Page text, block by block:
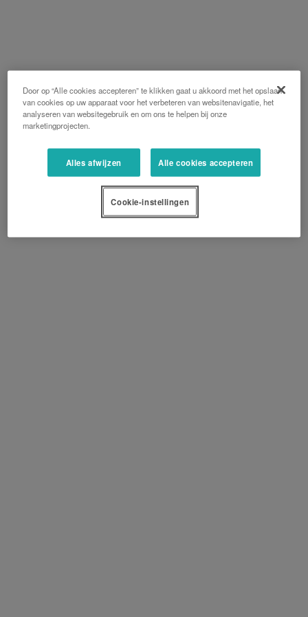
Door op “Alle cookies accepteren” te klikken gaat u akkoord met het opslaan
van cookies op uw apparaat voor het verbeteren van websitenavigatie, het
analyseren van websitegebruik en om ons te helpen bij onze
marketingprojecten.
Alles afwijzen Alle cookies accepteren
Cookie-instellingen